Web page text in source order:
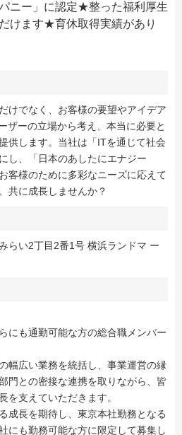
ニー」に認定★整った福利厚生
けます★育休取得実績があり
けでなく、お客様の要望やアイデア
ザーの立場から考え、本当に必要と
供します。当社は「ITを通じて社会
し、「日本のあしたにエナジー
客様のために多彩なニーズに応えて
共に成長しませんか？
らい2丁目2番1号 横浜ランドマ ー
にも通勤可能な方の総合職メンバー
幅広い業務を統括し、事業運営の縁
門との密接な連携を取りながら、皆
を支えていただきます。
成長を期待し、東京本社勤務となる
にも勤務可能な方に限定して募集し